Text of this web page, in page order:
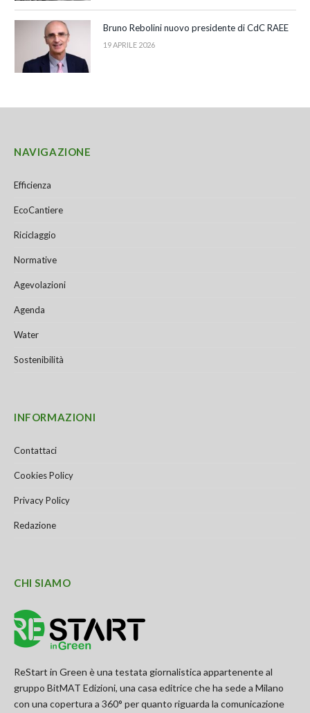
Bruno Rebolini nuovo presidente di CdC RAEE
19 APRILE 2026
NAVIGAZIONE
Efficienza
EcoCantiere
Riciclaggio
Normative
Agevolazioni
Agenda
Water
Sostenibilità
INFORMAZIONI
Contattaci
Cookies Policy
Privacy Policy
Redazione
CHI SIAMO
ReStart in Green è una testata giornalistica appartenente al
gruppo BitMAT Edizioni, una casa editrice che ha sede a Milano
con una copertura a 360° per quanto riguarda la comunicazione